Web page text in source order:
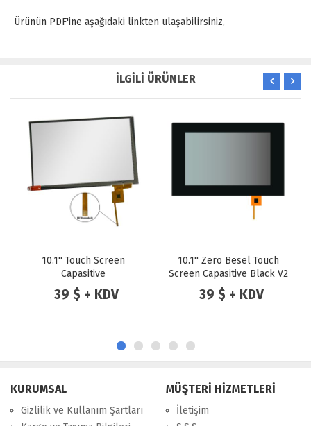
Ürünün PDF'ine aşağıdaki linkten ulaşabilirsiniz,
İLGİLİ ÜRÜNLER
10.1'' Touch Screen
Capasitive
39 $ + KDV
10.1'' Zero Besel Touch
Screen Capasitive Black V2
39 $ + KDV
KURUMSAL
Gizlilik ve Kullanım Şartları
MÜŞTERİ HİZMETLERİ
İletişim